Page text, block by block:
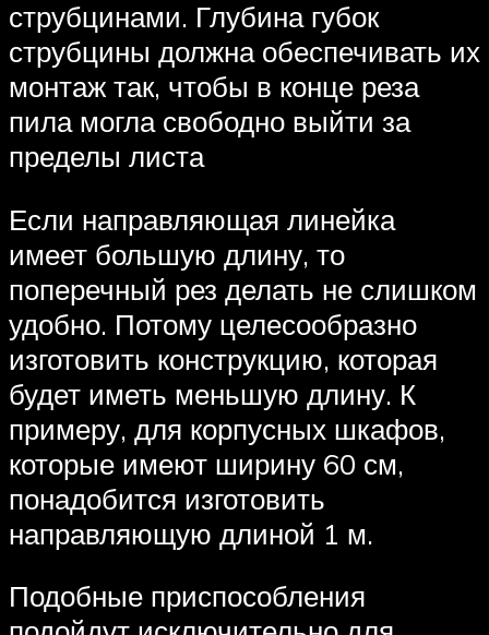
струбцинами. Глубина губок
струбцины должна обеспечивать их
монтаж так, чтобы в конце реза
пила могла свободно выйти за
пределы листа
Если направляющая линейка
имеет большую длину, то
поперечный рез делать не слишком
удобно. Потому целесообразно
изготовить конструкцию, которая
будет иметь меньшую длину. К
примеру, для корпусных шкафов,
которые имеют ширину 60 см,
понадобится изготовить
направляющую длиной 1 м.
Подобные приспособления